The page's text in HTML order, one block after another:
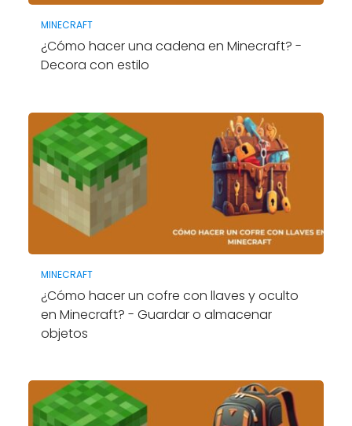
MINECRAFT
¿Cómo hacer una cadena en Minecraft? -
Decora con estilo
MINECRAFT
¿Cómo hacer un cofre con llaves y oculto
en Minecraft? - Guardar o almacenar
objetos